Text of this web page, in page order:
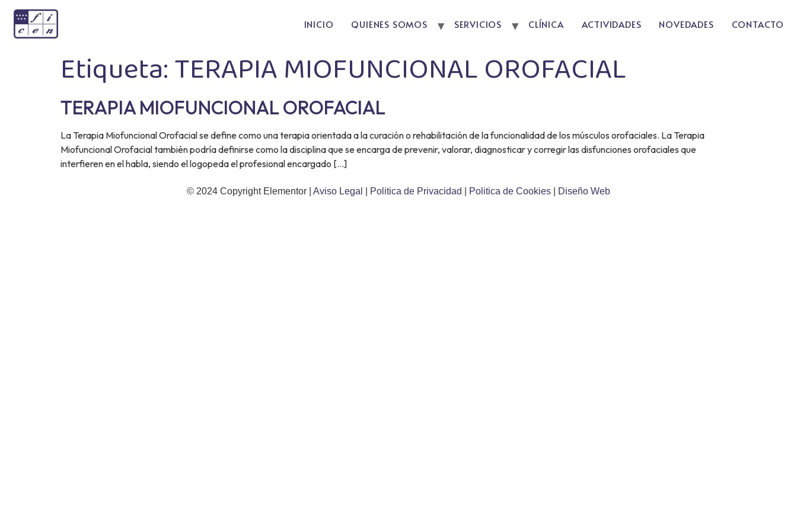
INICIO QUIENES SOMOS SERVICIOS CLÍNICA ACTIVIDADES NOVEDADES CONTACTO
Etiqueta:TERAPIA MIOFUNCIONAL OROFACIAL
TERAPIA MIOFUNCIONAL OROFACIAL
La Terapia Miofuncional Orofacial se define como una terapia orientada a la curación o rehabilitación de la funcionalidad de los músculos orofaciales. La Terapia
Miofuncional Orofacial también podría definirse como la disciplina que se encarga de prevenir, valorar, diagnosticar y corregir las disfunciones orofaciales que
interfieren en el habla, siendo el logopeda el profesional encargado […]
© 2024 Copyright Elementor | Aviso Legal Politica de Privacidad Politica de Cookies Diseño Web